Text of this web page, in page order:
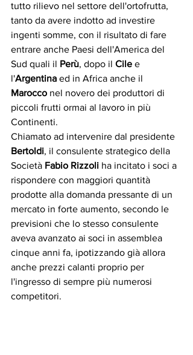
tutto rilievo nel settore dell'ortofrutta,
tanto da avere indotto ad investire
ingenti somme, con il risultato di fare
entrare anche Paesi dell'America del
Sud quali il Perù, dopo il Cile e
l'Argentina ed in Africa anche il
Marocco nel novero dei produttori di
piccoli frutti ormai al lavoro in più
Continenti.
Chiamato ad intervenire dal presidente
Bertoldi, il consulente strategico della
Società Fabio Rizzoli ha incitato i soci a
rispondere con maggiori quantità
prodotte alla domanda pressante di un
mercato in forte aumento, secondo le
previsioni che lo stesso consulente
aveva avanzato ai soci in assemblea
cinque anni fa, ipotizzando già allora
anche prezzi calanti proprio per
l'ingresso di sempre più numerosi
competitori.